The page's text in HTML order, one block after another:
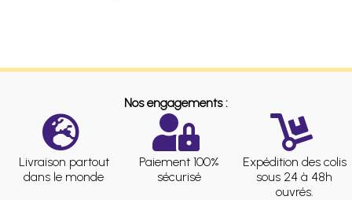
Nos engagements :
Livraison partout
dans le monde
Paiement 100%
sécurisé
Expédition des colis
sous 24 à 48h
ouvrés.